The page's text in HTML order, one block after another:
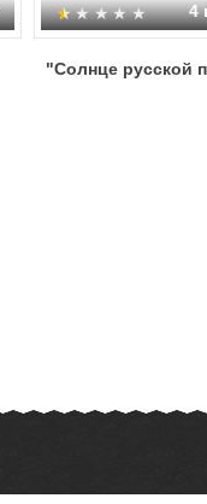
4
"Солнце русской